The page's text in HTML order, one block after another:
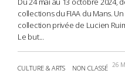
collections du FIAA du Mans.
collection privée de Lucien
Le but...
CULTURE & ARTS NON CLASSÉ 26